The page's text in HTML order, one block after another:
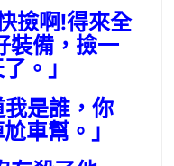
撿啊!得來全
裝備，撿一
。」
是誰，你
車幫。」